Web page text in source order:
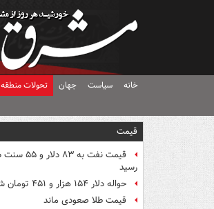
خانه سیاست جهان تحولات منطقه
قیمت
قیمت نفت به
رسید
حواله دلار ۱۵۴ هزار و ۴۵۱ تومان شد
قیمت طلا صعودی ماند